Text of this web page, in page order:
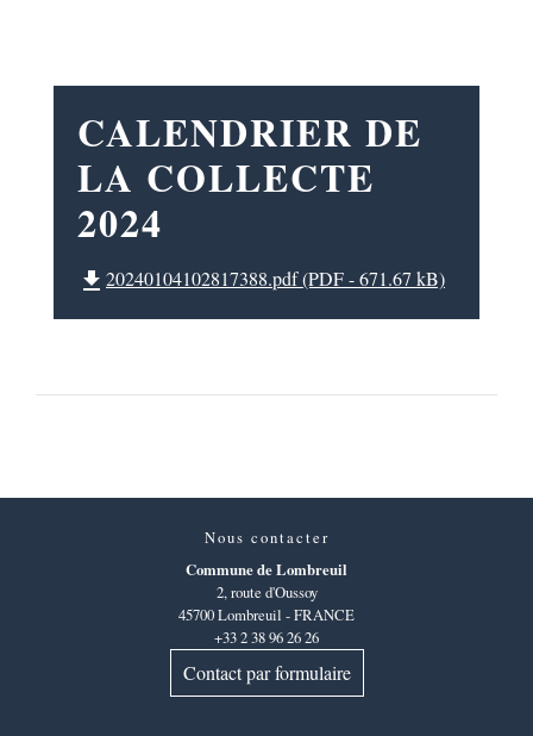
CALENDRIER DE
LA COLLECTE
2024
file_download 20240104102817388.pdf (PDF - 671.67 kB)
Nous contacter
Commune de Lombreuil
2, route d'Oussoy
45700 Lombreuil - FRANCE
+33 2 38 96 26 26
Contact par formulaire